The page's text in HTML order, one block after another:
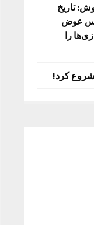
تاریخ
عوض
را
شروع کرد!